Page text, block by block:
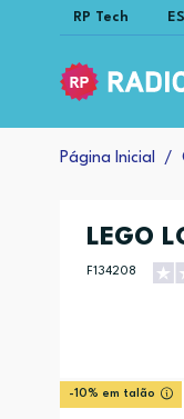
RP Tech
Página Inicial
LEGO
F134208
-10% em talão